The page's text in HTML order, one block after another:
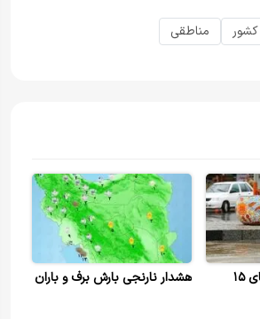
کشور مناطقی
بارش باران در جاده‌های ۱۵
هشدار نارنجی بارش برف و باران